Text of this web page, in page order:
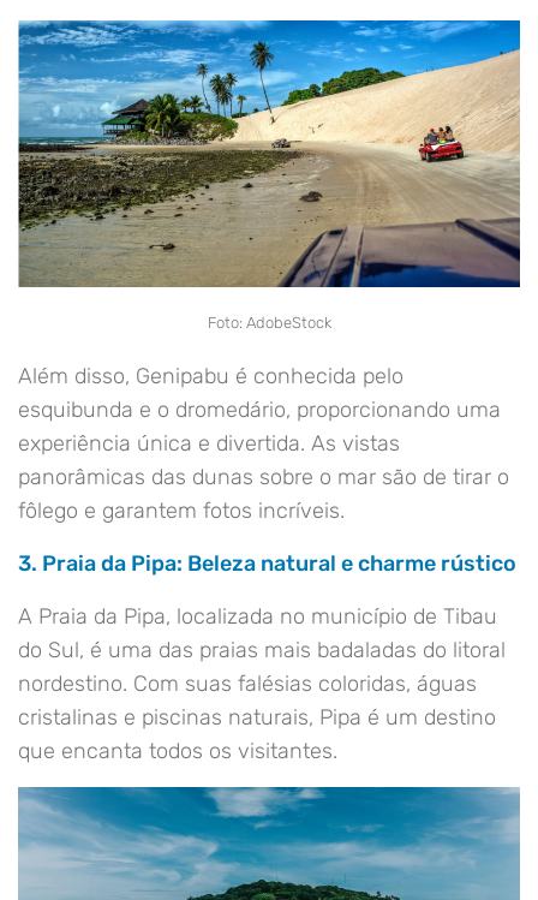
Foto: AdobeStock
Além disso, Genipabu é conhecida pelo
esquibunda e o dromedário, proporcionando uma
experiência única e divertida. As vistas
panorâmicas das dunas sobre o mar são de tirar o
fôlego e garantem fotos incríveis.
3. Praia da Pipa: Beleza natural e charme rústico
A Praia da Pipa, localizada no município de Tibau
do Sul, é uma das praias mais badaladas do litoral
nordestino. Com suas falésias coloridas, águas
cristalinas e piscinas naturais, Pipa é um destino
que encanta todos os visitantes.